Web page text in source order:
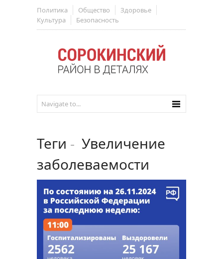
Политика Общество
Здоровье
Культура
Безопасность
Теги - Увеличение
заболеваемости